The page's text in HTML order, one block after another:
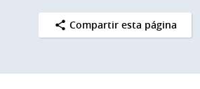
Compartir esta página